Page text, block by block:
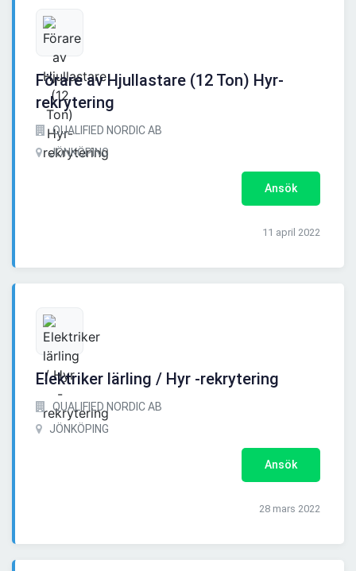
Förare av Hjullastare (12 Ton) Hyr-
rekrytering
QUALIFIED NORDIC AB
JÖNKÖPING
Ansök
11 april 2022
Elektriker lärling / Hyr -rekrytering
QUALIFIED NORDIC AB
JÖNKÖPING
Ansök
28 mars 2022